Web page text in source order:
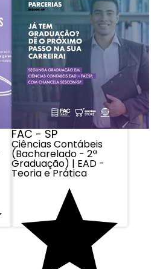
FAC - SP
Ciências Contábeis
(Bacharelado - 2ª
Graduação) | EAD -
Teoria e Prática